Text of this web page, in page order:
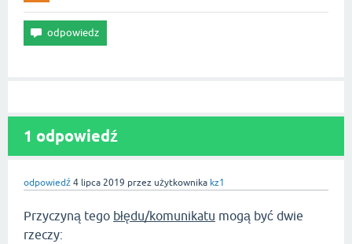
1 odpowiedź
odpowiedź 4 lipca 2019 przez użytkownika kz1
Przyczyną tego błędu/komunikatu mogą być dwie
rzeczy: